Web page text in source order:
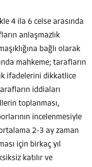
4 ila 6 celse arasında
anlaşmazlık
bağlı olarak
mahkeme; tarafların
ifadelerini dikkatlice
iddiaları
toplanması,
incelenmesiyle
2-3 ay zaman
için birkaç yıl
katılır ve